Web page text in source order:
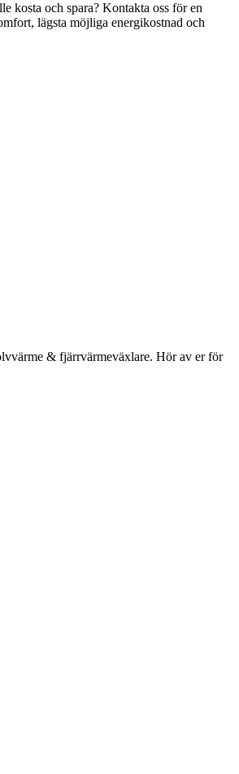
kosta och spara? Kontakta oss för en
lägsta möjliga energikostnad och
& fjärrvärmeväxlare. Hör av er för